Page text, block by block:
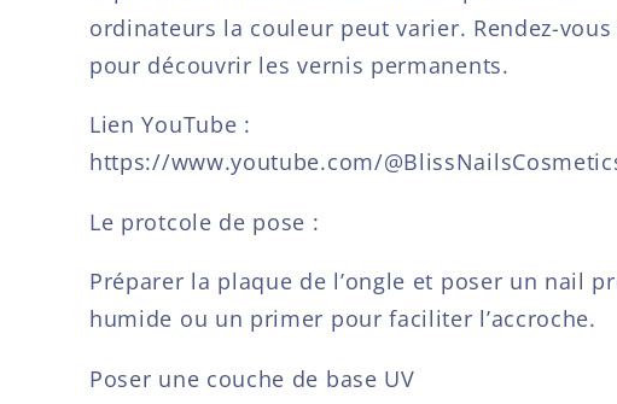
ordinateurs la couleur peut varier. Rendez-
pour découvrir les vernis permanents.
Lien YouTube :
https://www.youtube.com/
Le protcole de pose :
Préparer la plaque de l’ongle et poser un nail
humide ou un primer pour faciliter l’accroche.
Poser une couche de base UV